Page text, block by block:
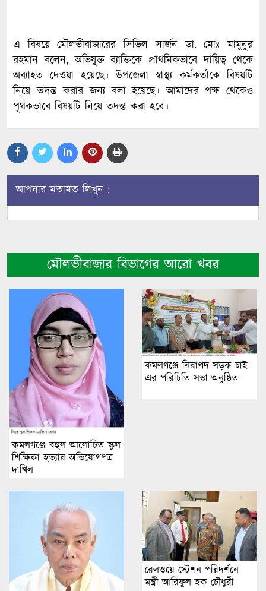
এ বিষয়ে মৌলভীবাজারের সিভিল সার্জন ডা. মোঃ মামুনুর
রহমান বলেন, অভিযুক্ত ব্যাক্তিকে প্রাথমিকভাবে দায়িত্ব থেকে
অব্যাহত দেওয়া হয়েছে। উপজেলা স্বাস্থ্য কর্মকর্তাকে বিষয়টি
নিয়ে তদন্ত করার জন্য বলা হয়েছে। আমাদের পক্ষ থেকেও
পৃথকভাবে বিষয়টি নিয়ে তদন্ত করা হবে।
আপনার মতামত লিখুন :
মৌলভীবাজার বিভাগের আরো খবর
কমলগঞ্জে বহুল আলোচিত স্কুল
শিক্ষিকা হত্যার অভিযোগপত্র
দাখিল
কমলগঞ্জে নিরাপদ সড়ক চাই
এর পরিচিতি সভা অনুষ্ঠিত
রেলওয়ে স্টেশন পরিদর্শনে
মন্ত্রী আরিফুল হক চৌধুরী